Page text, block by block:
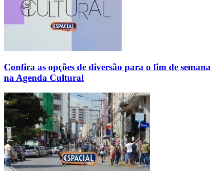
Confira as opções de diversão para o fim de semana
na Agenda Cultural